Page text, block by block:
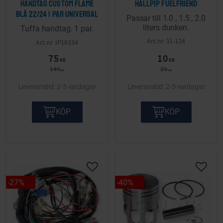
Handtag Custom flame
blå 22/24 1 par Universal
Tuffa handtag. 1 par.
IP16334
75 KR
149KR
2-5 vardagar
KÖP
Hällpip Fuelfriend
Passar till 1.0 , 1.5 , 2.0
liters dunken.
11-124
10 KR
29KR
2-5 vardagar
KÖP
27%
Lägg till i önskelista
40%
Lägg